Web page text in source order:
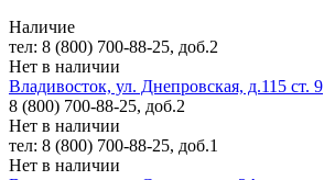
Наличие
тел: 8 (800) 700-88-25, доб.2
Нет в наличии
Владивосток, ул. Днепровская, д.115 ст. 9
8 (800) 700-88-25, доб.2
Нет в наличии
тел: 8 (800) 700-88-25, доб.1
Нет в наличии